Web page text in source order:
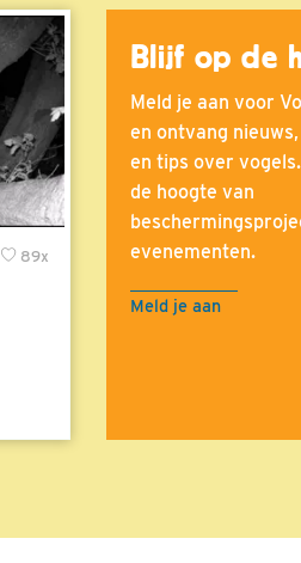
89x
Blijf op de
Meld je aan voor
en ontvang
en tips over
de hoogte van
evenementen.
Meld je aan